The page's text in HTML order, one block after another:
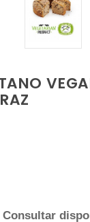
Consultar